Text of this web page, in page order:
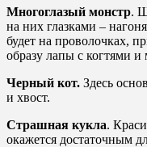
Многоглазый монстр.
на них глазками –
будет на проволочках,
образу лапы с когтями и
Черный кот. Здесь
и хвост.
Страшная кукла.
окажется достаточным